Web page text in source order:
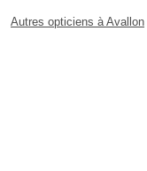
Autres opticiens à Avallon